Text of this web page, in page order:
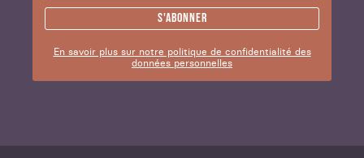
S'abonner
En savoir plus sur notre politique de confidentialité des
données personnelles